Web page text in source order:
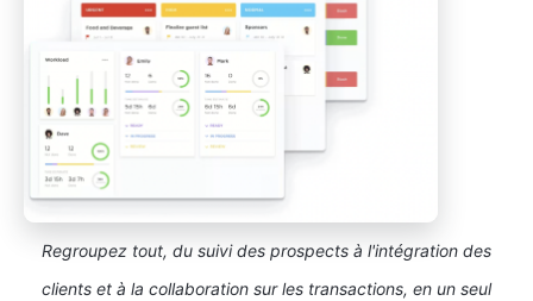
Regroupez tout, du suivi des prospects à l'intégration des
clients et à la collaboration sur les transactions, en un seul